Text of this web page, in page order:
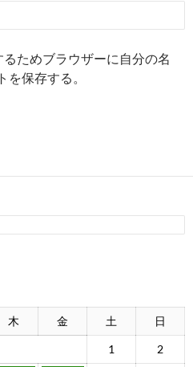
ためブラウザーに自分の名
保存する。
木 金 土 日
1 2